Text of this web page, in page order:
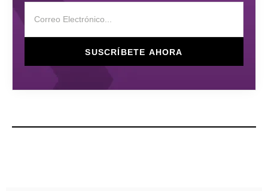
SUSCRÍBETE AHORA